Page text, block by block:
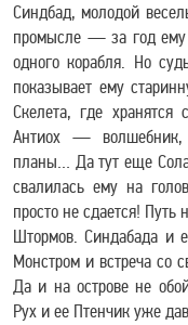
Синдбад, молодой
промысле — за год ему
одного корабля. Но
показывает ему
Скелета, где хранятся
Антиох — волшебник,
планы… Да тут еще
свалилась ему на
просто не сдается!
Штормов. Синдабада и
Монстром и встреча со
Да и на острове не
Рух и ее Птенчик уже